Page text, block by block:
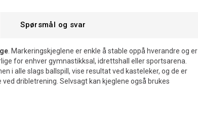
Spørsmål og svar
. Markeringskjeglene er enkle å stable oppå hverandre og er
for enhver gymnastikksal, idrettshall eller sportsarena.
i alle slags ballspill, vise resultat ved kasteleker, og de er
dribletrening. Selvsagt kan kjeglene også brukes